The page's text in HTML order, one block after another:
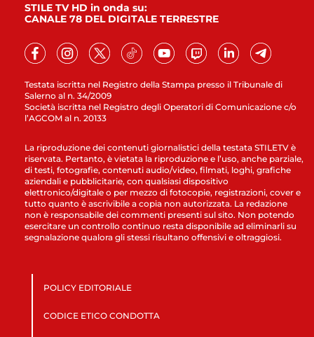
Testata iscritta nel Registro della Stampa presso il Tribunale di
Salerno al n. 34/2009
Società iscritta nel Registro degli Operatori di Comunicazione c/o
l’AGCOM al n. 20133
STILE TV HD in onda su:
CANALE 78 DEL DIGITALE TERRESTRE
La riproduzione dei contenuti giornalistici della testata STILETV è
riservata. Pertanto, è vietata la riproduzione e l’uso, anche parziale,
di testi, fotografie, contenuti audio/video, filmati, loghi, grafiche
aziendali e pubblicitarie, con qualsiasi dispositivo
elettronico/digitale o per mezzo di fotocopie, registrazioni, cover e
tutto quanto è ascrivibile a copia non autorizzata. La redazione
non è responsabile dei commenti presenti sul sito. Non potendo
esercitare un controllo continuo resta disponibile ad eliminarli su
segnalazione qualora gli stessi risultano offensivi e oltraggiosi.
POLICY EDITORIALE
CODICE ETICO CONDOTTA